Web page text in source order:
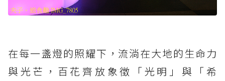
在每一盞燈的照耀下，流淌在大地的生命力
與光芒，百花齊放象徵「光明」與「希